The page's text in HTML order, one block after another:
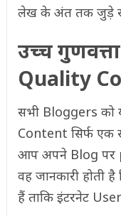
लेख के अंत तक जुड़े
उच्च गुणवत्ता
Quality
सभी Bloggers को
Content सिर्फ एक
आप अपने Blog पर
वह जानकारी होती
हैं ताकि इंटरनेट